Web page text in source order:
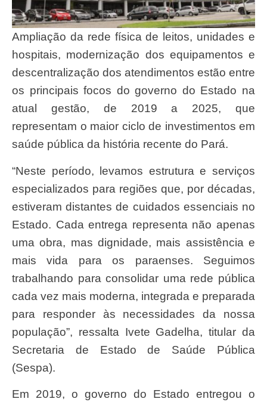
Ampliação da rede física de leitos, unidades e
hospitais, modernização dos equipamentos e
descentralização dos atendimentos estão entre
os principais focos do governo do Estado na
atual gestão, de 2019 a 2025, que
representam o maior ciclo de investimentos em
saúde pública da história recente do Pará.
“Neste período, levamos estrutura e serviços
especializados para regiões que, por décadas,
estiveram distantes de cuidados essenciais no
Estado. Cada entrega representa não apenas
uma obra, mas dignidade, mais assistência e
mais vida para os paraenses. Seguimos
trabalhando para consolidar uma rede pública
cada vez mais moderna, integrada e preparada
para responder às necessidades da nossa
população”, ressalta Ivete Gadelha, titular da
Secretaria de Estado de Saúde Pública
(Sespa).
Em 2019, o governo do Estado entregou o